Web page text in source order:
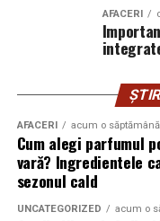
Colecția a fost
cu noua generație
parfumerie. În
primit aceeași
constrângeri
Rezultatul este o
construite în jurul
premium.
Pentru cei care vor
AFACERI
AFACERI acum o săptămână
Cum alegi parfumul
vară? Ingredientele
sezonul cald
UNCATEGORIZED acum o